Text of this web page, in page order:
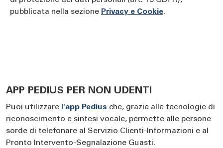
pubblicata nella sezione Privacy e Cookie.
APP PEDIUS PER NON UDENTI
Puoi utilizzare l'app Pedius che, grazie alle tecnologie di
riconoscimento e sintesi vocale, permette alle persone
sorde di telefonare al Servizio Clienti-Informazioni e al
Pronto Intervento-Segnalazione Guasti.